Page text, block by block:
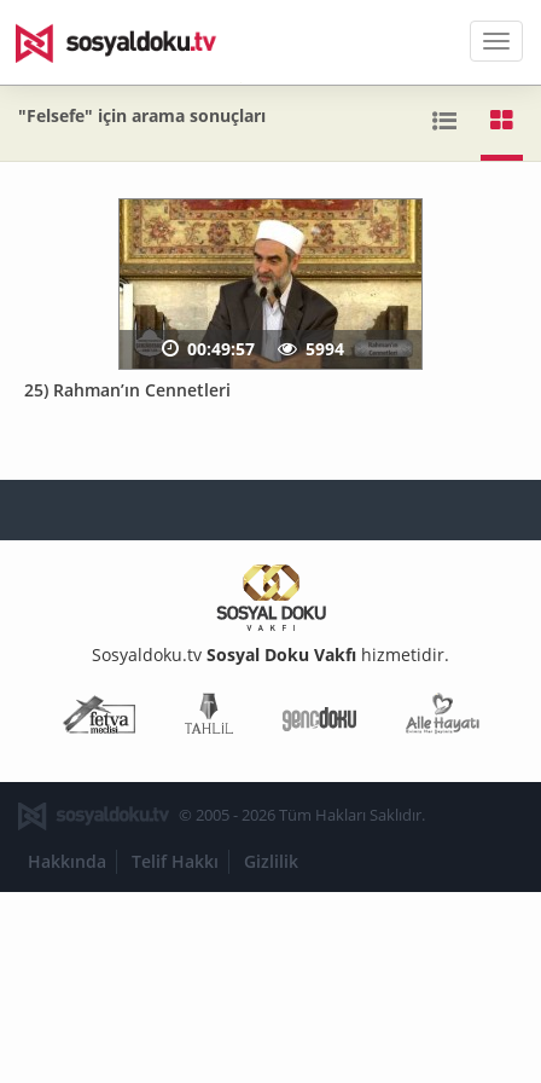
Menü
"Felsefe" için arama sonuçları
25) Rahman’ın Cennetleri
00:49:57 5994
Sosyaldoku.tv Sosyal Doku Vakfı hizmetidir.
Fetva Meclisi
Genç Doku
© 2005 - 2026 Tüm Hakları Saklıdır.
Hakkında Telif Hakkı Gizlilik